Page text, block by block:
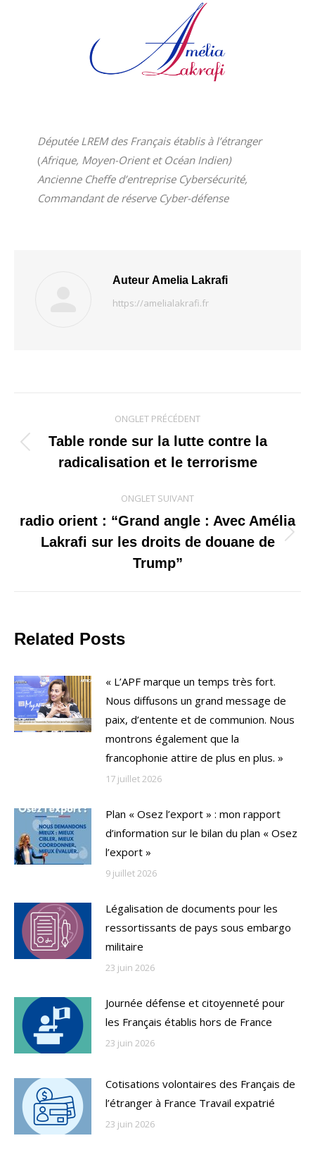
Députée LREM des Français établis à l’étranger
(Afrique, Moyen-Orient et Océan Indien)
Ancienne Cheffe d’entreprise Cybersécurité,
Commandant de réserve Cyber-défense
Auteur Amelia Lakrafi
https://amelialakrafi.fr
de
commentaire
ONGLET PRÉCÉDENT
Onglet
précédent
Table ronde sur la lutte contre la
radicalisation et le terrorisme
ONGLET SUIVANT
Onglet
suivant
radio orient : “Grand angle : Avec Amélia
Lakrafi sur les droits de douane de
Trump”
Related Posts
« L’APF marque un temps très fort.
Nous diffusons un grand message de
paix, d’entente et de communion. Nous
montrons également que la
francophonie attire de plus en plus. »
17 juillet 2026
Plan « Osez l’export » : mon rapport
d’information sur le bilan du plan « Osez
l’export »
9 juillet 2026
Légalisation de documents pour les
ressortissants de pays sous embargo
militaire
23 juin 2026
Journée défense et citoyenneté pour
les Français établis hors de France
23 juin 2026
Cotisations volontaires des Français de
l’étranger à France Travail expatrié
23 juin 2026